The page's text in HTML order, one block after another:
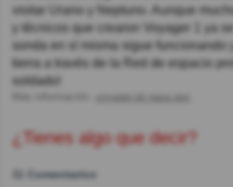
visitar Urano y Neptuno. Aunque
y técnicos que crearon Voyager 1 ya
sonda en sí misma sigue funcionando
tierra a través de la Red de espacio
soldado!
voyager.jpl.nasa.gov
¿Tienes algo que decir?
11 Comentarios